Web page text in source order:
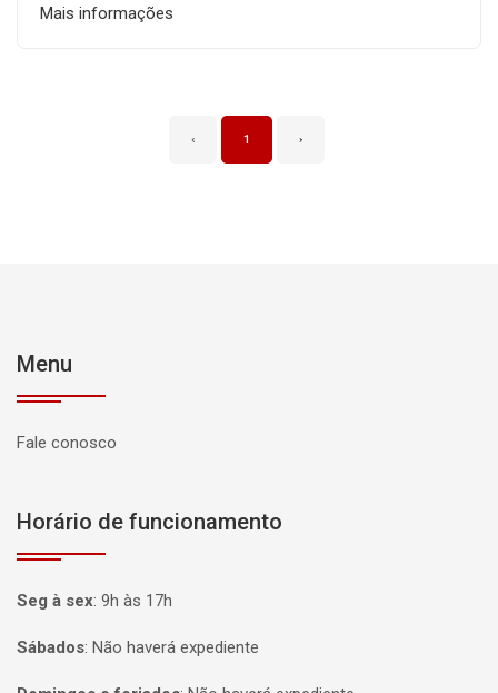
Mais informações
‹ 1 ›
Menu
Fale conosco
Horário de funcionamento
Seg à sex: 9h às 17h
Sábados: Não haverá expediente